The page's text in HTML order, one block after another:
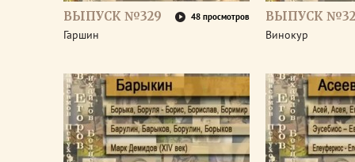
ВЫПУСК №329 48 просмотров
Гаршин
ВЫПУСК
Винокур